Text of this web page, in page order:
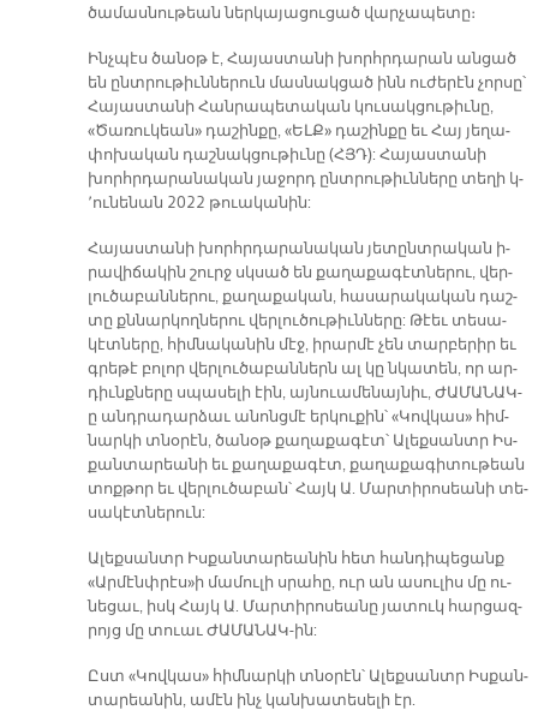
ծա­մաս­նու­թեան ներ­կա­յա­ցու­ցած վար­չա­պե­տը։
Ինչ­պէս ծա­նօթ է, Հա­յաս­տա­նի խորհրդա­րան ան­ցած
են ընտ­րու­թիւն­նե­րուն մասնակ­ցած ի­նն ու­ժե­րէն չոր­սը՝
Հա­յաս­տա­նի Հան­րա­պե­տա­կան կու­սակ­ցու­թիւ­նը,
«Ծա­ռու­կեա­ն» դա­շին­քը, «ԵԼՔ» դա­շին­քը եւ Հայ յեղա­
փո­խա­կան դաշ­նակ­ցու­թիւ­նը (ՀՅԴ): Հա­յաս­տա­նի
խորհր­դա­րա­նա­կան յա­ջորդ ընտ­րու­թիւն­նե­րը տե­ղի կ­­
՚ու­նե­նան 2022 թուա­կա­նին:
Հա­յաս­տա­նի խորհր­դա­րա­նա­կան յե­տընտ­րա­կան ի­
րա­վի­ճա­կին շուրջ սկսած են քա­ղա­քա­գէտ­նե­րու, վեր­
լու­ծա­բան­նե­րու, քա­ղա­քա­կան, հա­սա­րա­կա­կան դաշ­
տը քննար­կող­նե­րու վեր­լու­ծու­թիւն­նե­րը: Թէեւ տե­սա­
կէտ­նե­րը, հիմ­նա­կա­նին մէջ, ի­րար­մէ չեն տար­բե­րիր եւ
գրե­թէ բո­լոր վեր­լու­ծա­բան­ներն ալ կը նկա­տեն, որ ար­
դիւնք­նե­րը սպա­սե­լի էին, այ­նուա­մե­նայ­նիւ, ԺԱ­ՄԱՆԱ­Կ­-
ը անդ­րա­դար­ձաւ ա­նոնց­մէ եր­կու­քին՝ «Կով­կա­ս» հիմ­
նար­կի տնօ­րէն, ծա­նօթ քա­ղա­քա­գէտ՝ Ա­լեքսանտր Իս­
քան­տա­րեա­նի եւ քա­ղա­քա­գէտ, քա­ղա­քա­գի­տու­թեան
տոք­թոր եւ վեր­լու­ծա­բան՝ Հայկ Ա. Մար­տի­րո­սեա­նի տե­
սա­կէտ­նե­րուն:
Ա­լեք­սանտր Իս­քան­տա­րեա­նին հետ հան­դի­պե­ցանք
«Ար­մէնփ­րէ­ս­»ի մա­մու­լի սրա­հը, ուր ան ա­սու­լիս մը ու­
նե­ցաւ, իսկ Հայկ Ա. Մար­տի­րո­սեա­նը յա­տուկ հար­ցազ­
րոյց մը տուաւ ԺԱ­ՄԱ­ՆԱ­Կ­-ին:
Ըստ «Կով­կա­ս» հիմ­նար­կի տնօ­րէն՝ Ա­լեք­սանտր Իս­քան­
տա­րեա­նին, ա­մէն ինչ կան­խա­տե­սե­լի էր.